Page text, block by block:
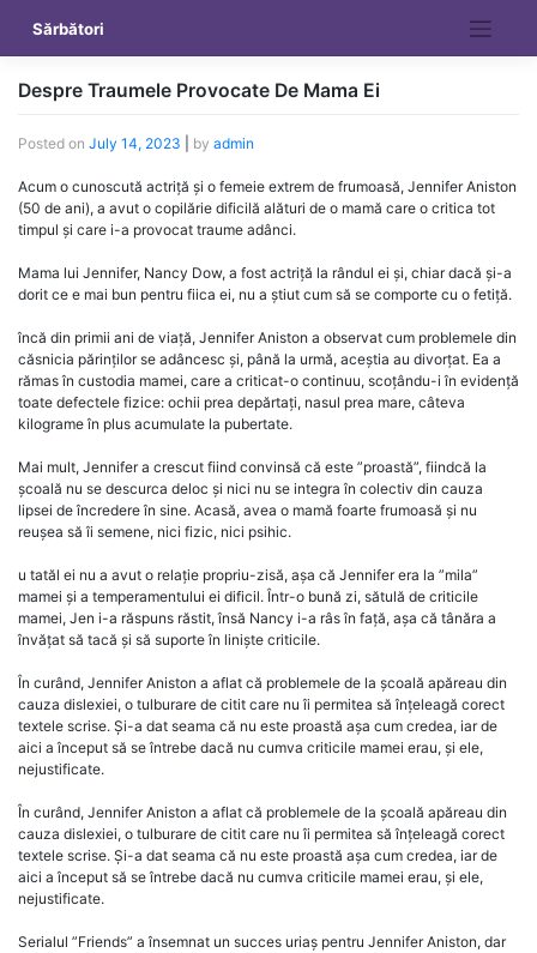
content
Sărbători
Despre Traumele Provocate De Mama Ei
Posted on July 14, 2023 by admin
Acum o cunoscută actriță și o femeie extrem de frumoasă, Jennifer Aniston
(50 de ani), a avut o copilărie dificilă alături de o mamă care o critica tot
timpul și care i-a provocat traume adânci.
Mama lui Jennifer, Nancy Dow, a fost actriță la rândul ei și, chiar dacă și-a
dorit ce e mai bun pentru fiica ei, nu a știut cum să se comporte cu o fetiță.
încă din primii ani de viață, Jennifer Aniston a observat cum problemele din
căsnicia părinților se adâncesc și, până la urmă, aceștia au divorțat. Ea a
rămas în custodia mamei, care a criticat-o continuu, scoțându-i în evidență
toate defectele fizice: ochii prea depărtați, nasul prea mare, câteva
kilograme în plus acumulate la pubertate.
Mai mult, Jennifer a crescut fiind convinsă că este ”proastă”, fiindcă la
școală nu se descurca deloc și nici nu se integra în colectiv din cauza
lipsei de încredere în sine. Acasă, avea o mamă foarte frumoasă și nu
reușea să îi semene, nici fizic, nici psihic.
u tatăl ei nu a avut o relație propriu-zisă, așa că Jennifer era la ”mila”
mamei și a temperamentului ei dificil. Într-o bună zi, sătulă de criticile
mamei, Jen i-a răspuns răstit, însă Nancy i-a râs în față, așa că tânăra a
învățat să tacă și să suporte în liniște criticile.
În curând, Jennifer Aniston a aflat că problemele de la școală apăreau din
cauza dislexiei, o tulburare de citit care nu îi permitea să înțeleagă corect
textele scrise. Și-a dat seama că nu este proastă așa cum credea, iar de
aici a început să se întrebe dacă nu cumva criticile mamei erau, și ele,
nejustificate.
În curând, Jennifer Aniston a aflat că problemele de la școală apăreau din
cauza dislexiei, o tulburare de citit care nu îi permitea să înțeleagă corect
textele scrise. Și-a dat seama că nu este proastă așa cum credea, iar de
aici a început să se întrebe dacă nu cumva criticile mamei erau, și ele,
nejustificate.
Serialul ”Friends” a însemnat un succes uriaș pentru Jennifer Aniston, dar